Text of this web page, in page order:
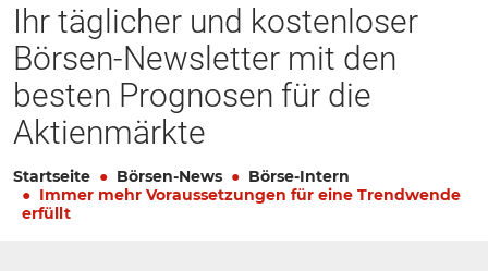
Ihr täglicher und kostenloser
Börsen-Newsletter mit den
besten Prognosen für die
Aktienmärkte
Startseite Börsen-News
Börse-Intern
Immer mehr Voraussetzungen für eine Trendwende
erfüllt